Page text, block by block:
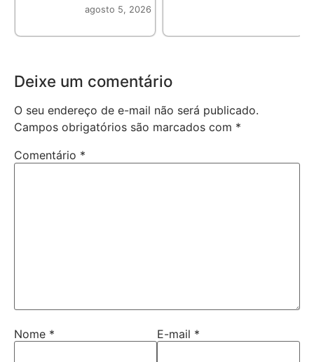
agosto 5, 2026
Deixe um comentário
O seu endereço de e-mail não será publicado.
Campos obrigatórios são marcados com *
Comentário *
Nome * E-mail *